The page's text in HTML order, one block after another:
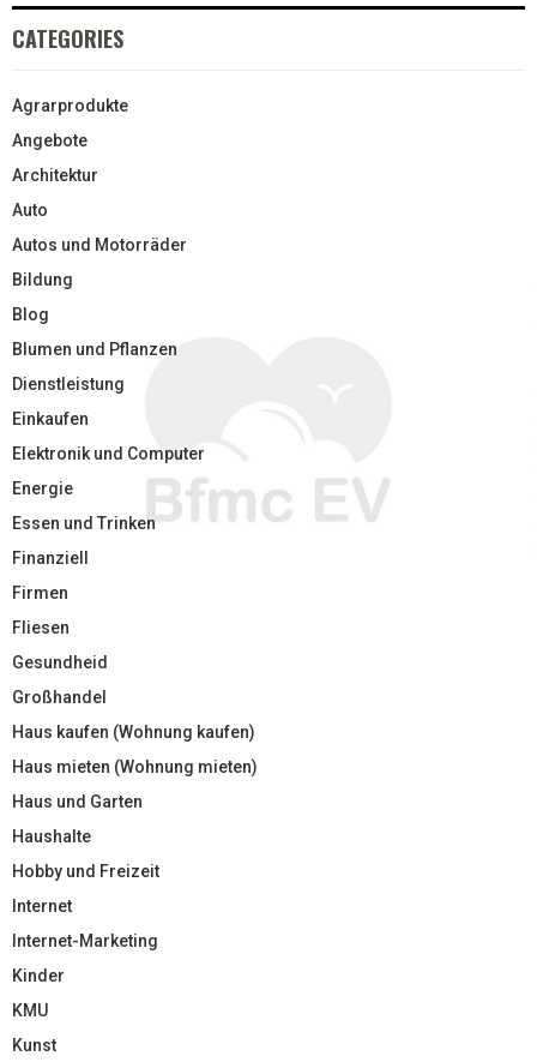
CATEGORIES
Agrarprodukte
Angebote
Architektur
Auto
Autos und Motorräder
Bildung
Blog
Blumen und Pflanzen
Dienstleistung
Einkaufen
Elektronik und Computer
Energie
Essen und Trinken
Finanziell
Firmen
Fliesen
Gesundheid
Großhandel
Haus kaufen (Wohnung kaufen)
Haus mieten (Wohnung mieten)
Haus und Garten
Haushalte
Hobby und Freizeit
Internet
Internet-Marketing
Kinder
KMU
Kunst